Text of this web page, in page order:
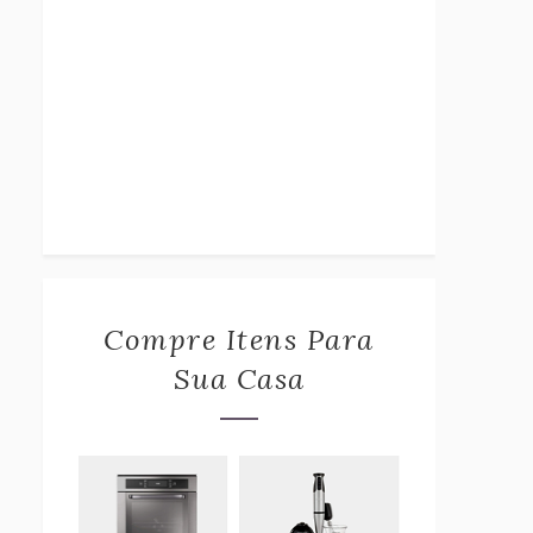
Compre Itens Para
Sua Casa